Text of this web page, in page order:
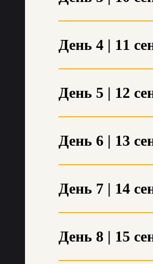
День 4 | 11
День 5 | 12
День 6 | 13
День 7 | 14
День 8 | 15